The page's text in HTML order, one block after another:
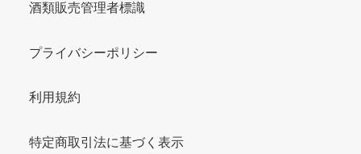
酒類販売管理者標識
プライバシーポリシー
利用規約
特定商取引法に基づく表示